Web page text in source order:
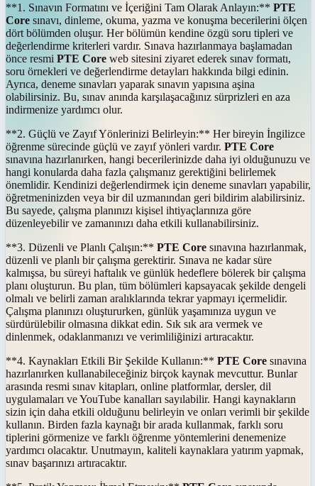
**1. Sınavın Formatını ve İçeriğini Tam Olarak Anlayın:** PTE
Core sınavı, dinleme, okuma, yazma ve konuşma becerilerini ölçen
dört bölümden oluşur. Her bölümün kendine özgü soru tipleri ve
değerlendirme kriterleri vardır. Sınava hazırlanmaya başlamadan
önce resmi PTE Core web sitesini ziyaret ederek sınav formatı,
soru örnekleri ve değerlendirme detayları hakkında bilgi edinin.
Ayrıca, deneme sınavları yaparak sınavın yapısına aşina
olabilirsiniz. Bu, sınav anında karşılaşacağınız sürprizleri en aza
indirmenize yardımcı olur.
**2. Güçlü ve Zayıf Yönlerinizi Belirleyin:** Her bireyin İngilizce
öğrenme sürecinde güçlü ve zayıf yönleri vardır. PTE Core
sınavına hazırlanırken, hangi becerilerinizde daha iyi olduğunuzu ve
hangi konularda daha fazla çalışmanız gerektiğini belirlemek
önemlidir. Kendinizi değerlendirmek için deneme sınavları yapabilir,
öğretmeninizden veya bir dil uzmanından geri bildirim alabilirsiniz.
Bu sayede, çalışma planınızı kişisel ihtiyaçlarınıza göre
düzenleyebilir ve zamanınızı daha etkili kullanabilirsiniz.
**3. Düzenli ve Planlı Çalışın:** PTE Core sınavına hazırlanmak,
düzenli ve planlı bir çalışma gerektirir. Sınava ne kadar süre
kalmışsa, bu süreyi haftalık ve günlük hedeflere bölerek bir çalışma
planı oluşturun. Bu plan, tüm bölümleri kapsayacak şekilde dengeli
olmalı ve belirli zaman aralıklarında tekrar yapmayı içermelidir.
Çalışma planınızı oluştururken, günlük yaşamınıza uygun ve
sürdürülebilir olmasına dikkat edin. Sık sık ara vermek ve
dinlenmek, odaklanmanızı ve verimliliğinizi artıracaktır.
**4. Kaynakları Etkili Bir Şekilde Kullanın:** PTE Core sınavına
hazırlanırken kullanabileceğiniz birçok kaynak mevcuttur. Bunlar
arasında resmi sınav kitapları, online platformlar, dersler, dil
uygulamaları ve YouTube kanalları sayılabilir. Hangi kaynakların
sizin için daha etkili olduğunu belirleyin ve onları verimli bir şekilde
kullanın. Birden fazla kaynağı bir arada kullanmak, farklı soru
tiplerini görmenize ve farklı öğrenme yöntemlerini denemenize
yardımcı olacaktır. Unutmayın, kaliteli kaynaklara yatırım yapmak,
sınav başarınızı artıracaktır.